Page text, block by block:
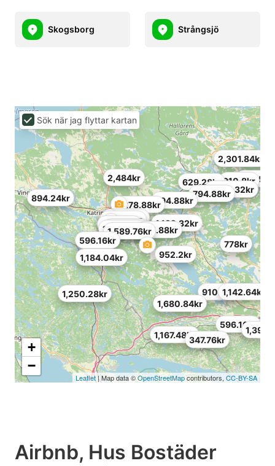
Skogsborg Strångsjö
298.08kr794.88kr
1,192.32kr
985.32kr
952.2kr
794.88kr
397.44kr
1,068.12kr
1,589.76kr
960.48kr
3,278.88kr
1,167.48kr
1,680.84kr
894.24kr
1,184.04kr
596.16kr
1,250.28kr 910.8kr1,142.64kr
596.16kr
347.76kr
778kr
794.88kr1,606.32kr
2,484kr
2,301.84kr
910.8kr
629.28kr
+
−
Leaflet| Map data ©OpenStreetMapcontributors, CC-BY-SA
Sök när jag flyttar kartan
Airbnb, Hus Bostäder